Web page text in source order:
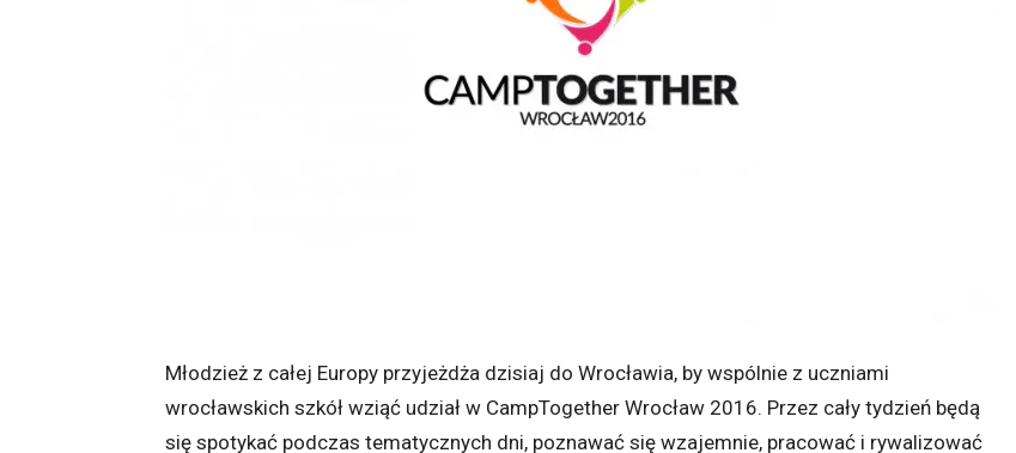
Młodzież z całej Europy przyjeżdża dzisiaj do Wrocławia, by wspólnie z uczniami
wrocławskich szkół wziąć udział w CampTogether Wrocław 2016. Przez cały tydzień będą
się spotykać podczas tematycznych dni, poznawać się wzajemnie, pracować i rywalizować